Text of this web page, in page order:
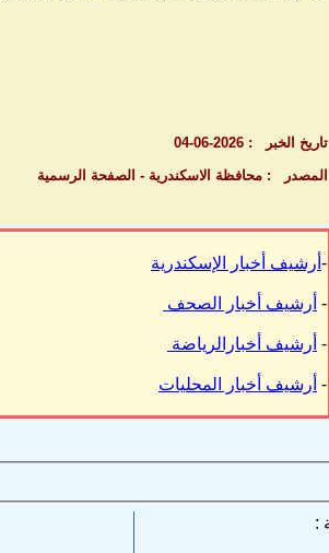
تاريخ الخبر : 2026-06-04
المصدر : محافظة الاسكندرية - الصفحة الرسمية
- أرشيف أخبار الإسكندرية
- أرشيف أخبار الصحف
- أرشيف أخبارالرياضة
- أرشيف أخبار المحليات